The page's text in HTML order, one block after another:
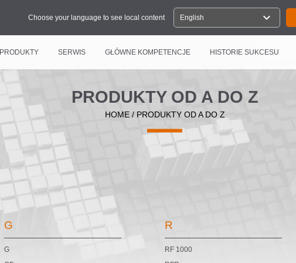
Choose your language to see local content English expand_more
PRODUKTY SERWIS GŁÓWNE KOMPETENCJE HISTORIE SUKCESU
PRODUKTY OD A DO Z
HOME/ PRODUKTY OD A DO Z
G
G
R
RF 1000